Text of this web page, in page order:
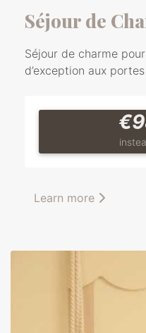
Séjour de
Séjour de charme pour
d’exception aux
Learn more